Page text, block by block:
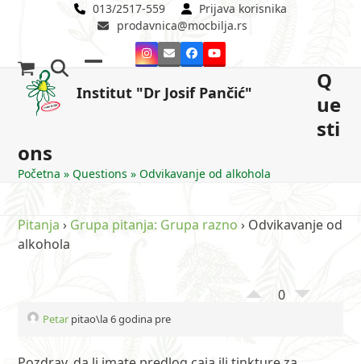
013/2517-559
Prijava korisnika
prodavnica@mocbilja.rs
Instagram
EmailFacebookYouTube
Institut "Dr Josif Pančić"
mobile
mobile
Q
ue
sti
ons
Početna »Questions »Odvikavanje od alkohola
Pitanja › Grupa pitanja: Grupa razno › Odvikavanje od
alkohola
0
Petar pitao\la 6 godina pre